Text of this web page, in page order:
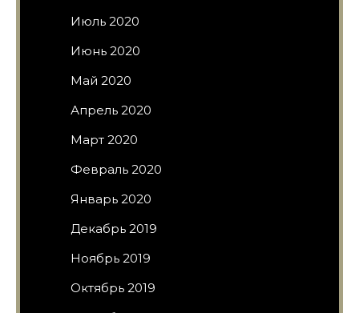
Июль 2020
Июнь 2020
Май 2020
Апрель 2020
Март 2020
Февраль 2020
Январь 2020
Декабрь 2019
Ноябрь 2019
Октябрь 2019